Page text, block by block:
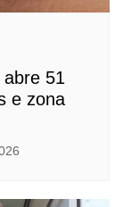
abre 51
e zona